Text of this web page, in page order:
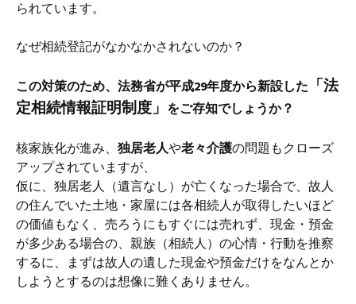
られています。
なぜ相続登記がなかなかされないのか？
この対策のため、法務省が平成29年度から新設した 「法
定相続情報証明制度」 をご存知でしょうか？
核家族化が進み、 独居老人や老々介護の問題もクローズ
アップされていますが、
仮に、独居老人（遺言なし）が亡くなった場合で、故人
の住んでいた土地・家屋には各相続人が取得したいほど
の価値もなく、売ろうにもすぐには売れず、現金・預金
が多少ある場合の、親族（相続人）の心情・行動を推察
するに、まずは故人の遺した現金や預金だけをなんとか
しようとするのは想像に難くありません。